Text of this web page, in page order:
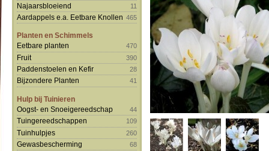
Najaarsbloeiend 11
Aardappels e.a. Eetbare Knollen 465
Planten en Schimmels
Eetbare planten
470
Fruit 390
Paddenstoelen en Kefir 28
Bijzondere Planten 41
Hulp bij Tuinieren
Oogst- en Snoeigereedschap
44
Tuingereedschappen 109
Tuinhulpjes 260
Gewasbescherming 68